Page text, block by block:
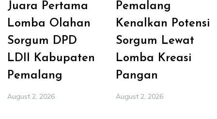
Juara Pertama
Lomba Olahan
Sorgum DPD
LDII Kabupaten
Pemalang
August 2, 2026
Pemalang
Kenalkan Potensi
Sorgum Lewat
Lomba Kreasi
Pangan
August 2, 2026